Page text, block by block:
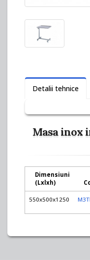
Detalii tehnice
Masa inox
Dimensiuni
(Lx xh)
550x500x1250